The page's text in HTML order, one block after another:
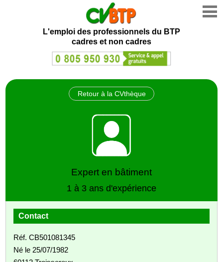
L'emploi des professionnels du BTP
cadres et non cadres
Retour à la CVthèque
Expert en bâtiment
1 à 3 ans d'expérience
Contact
Réf. CB501081345
Né le 25/07/1982